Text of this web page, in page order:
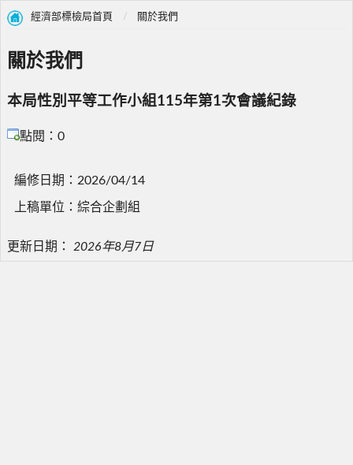
經濟部標檢局首頁 關於我們
關於我們
本局性別平等工作小組115年第1次會議紀錄
點閱：0
編修日期：2026/04/14
上稿單位：綜合企劃組
更新日期： 2026年8月7日